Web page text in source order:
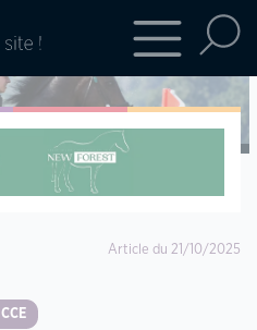
Article du 21/10/2025
CCE